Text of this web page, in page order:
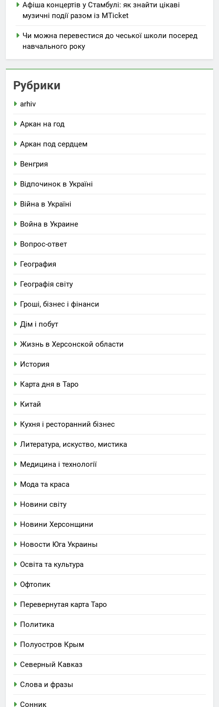
Афіша концертів у Стамбулі: як знайти цікаві
музичні події разом із MTicket
Чи можна перевестися до чеської школи посеред
навчального року
Рубрики
arhiv
Аркан на год
Аркан под сердцем
Венгрия
Відпочинок в Україні
Війна в Україні
Война в Украине
Вопрос-ответ
География
Географія світу
Гроші, бізнес і фінанси
Дім і побут
Жизнь в Херсонской области
История
Карта дня в Таро
Китай
Кухня і ресторанний бізнес
Литература, искуство, мистика
Медицина і технології
Мода та краса
Новини світу
Новини Херсонщини
Новости Юга Украины
Освіта та культура
Офтопик
Перевернутая карта Таро
Политика
Полуостров Крым
Северный Кавказ
Слова и фразы
Сонник